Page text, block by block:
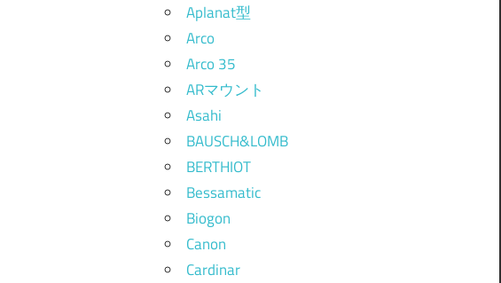
Aplanat型
Arco
Arco 35
ARマウント
Asahi
BAUSCH&LOMB
BERTHIOT
Bessamatic
Biogon
Canon
Cardinar